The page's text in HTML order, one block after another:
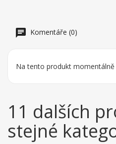
Komentáře (0)
Na tento produkt momentálně
11 dalších
stejné